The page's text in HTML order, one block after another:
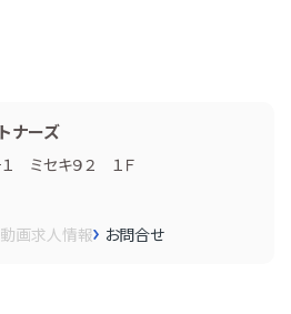
ナーズ
ミセキ９２ １Ｆ
動画求人情報 お問合せ